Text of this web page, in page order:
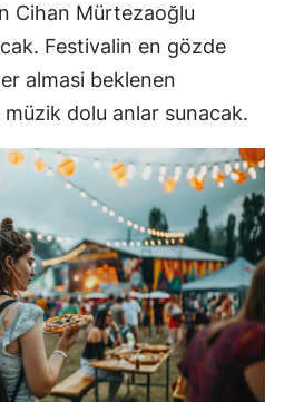
Cihan Mürtezaoğlu
Festivalin en gözde
almasi beklenen
dolu anlar sunacak.